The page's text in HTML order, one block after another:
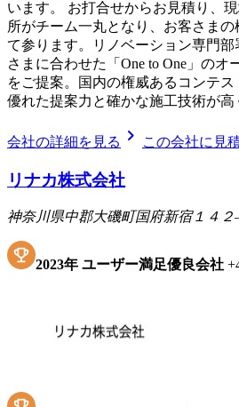
います。 お打合せからお見積り、
所がチーム一丸となり、お客さま
て参ります。リノベーション専門
さまに合わせた「One to One」のオ
をご提案。国内の権威あるコンテス
優れた提案力と確かな施工技術が高
会社の詳細を見る chevron_right この会社に見
リナカ株式会社
神奈川県中郡大磯町国府新宿１４
2023年 ユーザー満足優良会社 +